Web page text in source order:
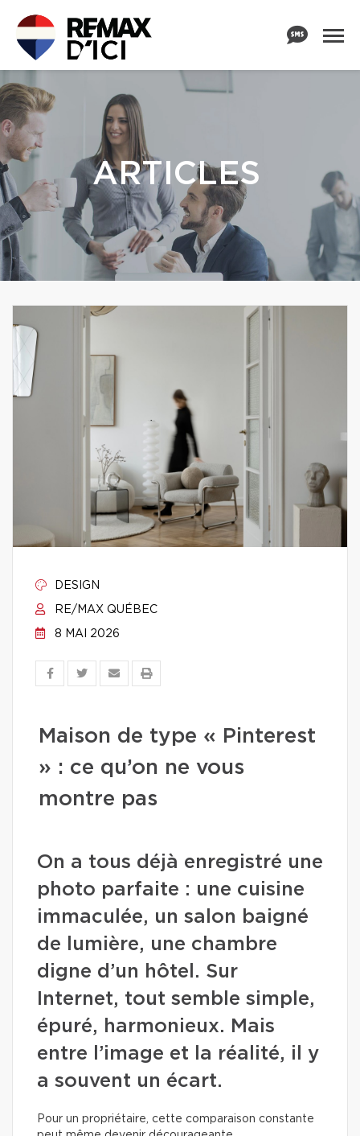
ARTICLES
DESIGN
RE/MAX QUÉBEC
8 MAI 2026
Maison de type « Pinterest
» : ce qu’on ne vous
montre pas
On a tous déjà enregistré une
photo parfaite : une cuisine
immaculée, un salon baigné
de lumière, une chambre
digne d’un hôtel. Sur
Internet, tout semble simple,
épuré, harmonieux. Mais
entre l’image et la réalité, il y
a souvent un écart.
Pour un propriétaire, cette comparaison constante